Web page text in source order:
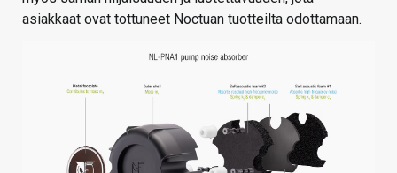
asiakkaat ovat tottuneet Noctuan tuotteilta odottamaan.